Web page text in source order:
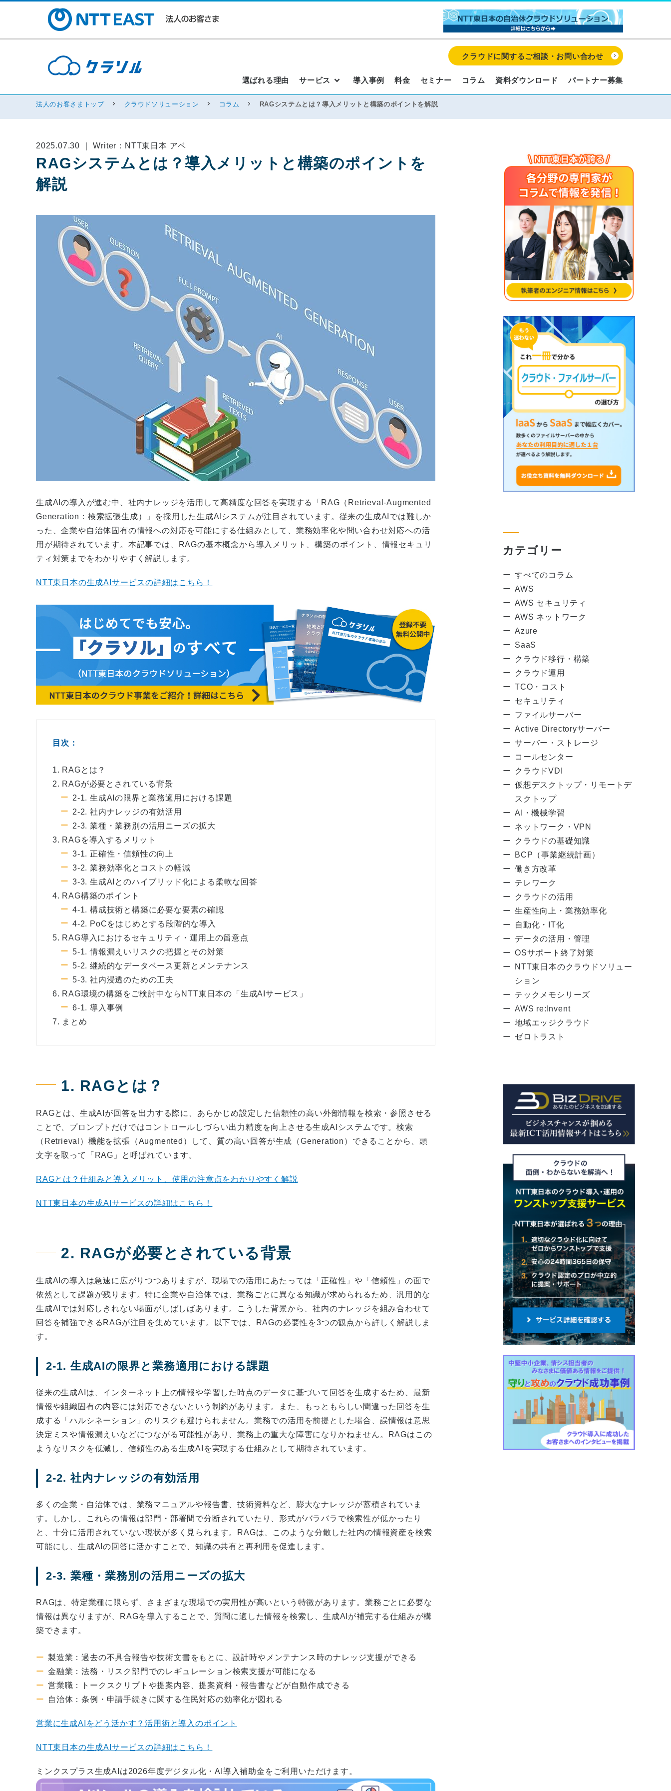
選ばれる理由 サービス 導入事例 料金 セミナー コラム 資料ダウンロード パートナー募集
クラウドに関するご相談・お問い合わせ
法人のお客さまトップ クラウドソリューション コラム RAGシステムとは？導入メリットと構築のポイントを解説
2025.07.30 ｜ Writer：NTT東日本 アベ
RAGシステムとは？導入メリットと構築のポイントを
解説
生成AIの導入が進む中、社内ナレッジを活用して高精度な回答を実現する「RAG（Retrieval-Augmented
Generation：検索拡張生成）」を採用した生成AIシステムが注目されています。従来の生成AIでは難しか
った、企業や自治体固有の情報への対応を可能にする仕組みとして、業務効率化や問い合わせ対応への活
用が期待されています。本記事では、RAGの基本概念から導入メリット、構築のポイント、情報セキュリ
ティ対策までをわかりやすく解説します。
NTT東日本の生成AIサービスの詳細はこちら！
目次：
1. RAGとは？
2. RAGが必要とされている背景
2-1. 生成AIの限界と業務適用における課題
2-2. 社内ナレッジの有効活用
2-3. 業種・業務別の活用ニーズの拡大
3. RAGを導入するメリット
3-1. 正確性・信頼性の向上
3-2. 業務効率化とコストの軽減
3-3. 生成AIとのハイブリッド化による柔軟な回答
4. RAG構築のポイント
4-1. 構成技術と構築に必要な要素の確認
4-2. PoCをはじめとする段階的な導入
5. RAG導入におけるセキュリティ・運用上の留意点
5-1. 情報漏えいリスクの把握とその対策
5-2. 継続的なデータベース更新とメンテナンス
5-3. 社内浸透のための工夫
6. RAG環境の構築をご検討中ならNTT東日本の「生成AIサービス」
6-1. 導入事例
7. まとめ
1. RAGとは？
RAGとは、生成AIが回答を出力する際に、あらかじめ設定した信頼性の高い外部情報を検索・参照させる
ことで、プロンプトだけではコントロールしづらい出力精度を向上させる生成AIシステムです。検索
（Retrieval）機能を拡張（Augmented）して、質の高い回答が生成（Generation）できることから、頭
文字を取って「RAG」と呼ばれています。
RAGとは？仕組みと導入メリット、使用の注意点をわかりやすく解説
NTT東日本の生成AIサービスの詳細はこちら！
2. RAGが必要とされている背景
生成AIの導入は急速に広がりつつありますが、現場での活用にあたっては「正確性」や「信頼性」の面で
依然として課題が残ります。特に企業や自治体では、業務ごとに異なる知識が求められるため、汎用的な
生成AIでは対応しきれない場面がしばしばあります。こうした背景から、社内のナレッジを組み合わせて
回答を補強できるRAGが注目を集めています。以下では、RAGの必要性を3つの観点から詳しく解説しま
す。
2-1. 生成AIの限界と業務適用における課題
従来の生成AIは、インターネット上の情報や学習した時点のデータに基づいて回答を生成するため、最新
情報や組織固有の内容には対応できないという制約があります。また、もっともらしい間違った回答を生
成する「ハルシネーション」のリスクも避けられません。業務での活用を前提とした場合、誤情報は意思
決定ミスや情報漏えいなどにつながる可能性があり、業務上の重大な障害になりかねません。RAGはこの
ようなリスクを低減し、信頼性のある生成AIを実現する仕組みとして期待されています。
2-2. 社内ナレッジの有効活用
多くの企業・自治体では、業務マニュアルや報告書、技術資料など、膨大なナレッジが蓄積されていま
す。しかし、これらの情報は部門・部署間で分断されていたり、形式がバラバラで検索性が低かったり
と、十分に活用されていない現状が多く見られます。RAGは、このような分散した社内の情報資産を検索
可能にし、生成AIの回答に活かすことで、知識の共有と再利用を促進します。
2-3. 業種・業務別の活用ニーズの拡大
RAGは、特定業種に限らず、さまざまな現場での実用性が高いという特徴があります。業務ごとに必要な
情報は異なりますが、RAGを導入することで、質問に適した情報を検索し、生成AIが補完する仕組みが構
築できます。
製造業：過去の不具合報告や技術文書をもとに、設計時やメンテナンス時のナレッジ支援ができる
金融業：法務・リスク部門でのレギュレーション検索支援が可能になる
営業職：トークスクリプトや提案内容、提案資料・報告書などが自動作成できる
自治体：条例・申請手続きに関する住民対応の効率化が図れる
営業に生成AIをどう活かす？活用術と導入のポイント
NTT東日本の生成AIサービスの詳細はこちら！
ミンクスプラス生成AIは2026年度デジタル化・AI導入補助金をご利用いただけます。
カテゴリー
すべてのコラム
AWS
AWS セキュリティ
AWS ネットワーク
Azure
SaaS
クラウド移行・構築
クラウド運用
TCO・コスト
セキュリティ
ファイルサーバー
Active Directoryサーバー
サーバー・ストレージ
コールセンター
クラウドVDI
仮想デスクトップ・リモートデ
スクトップ
AI・機械学習
ネットワーク・VPN
クラウドの基礎知識
BCP（事業継続計画）
働き方改革
テレワーク
クラウドの活用
生産性向上・業務効率化
自動化・IT化
データの活用・管理
OSサポート終了対策
NTT東日本のクラウドソリュー
ション
テックメモシリーズ
AWS re:Invent
地域エッジクラウド
ゼロトラスト